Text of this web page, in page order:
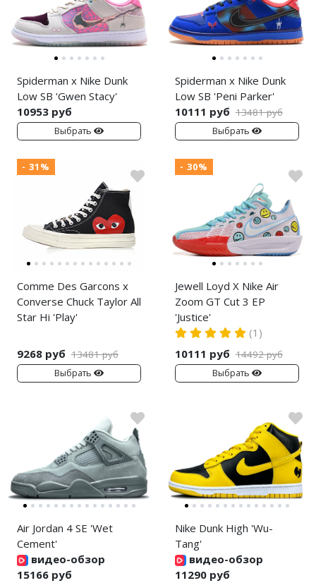
Spiderman x Nike Dunk
Low SB 'Gwen Stacy'
10953 руб
Выбрать
Spiderman x Nike Dunk
Low SB 'Peni Parker'
10111 руб 13481 руб
Выбрать
- 31%
Comme Des Garcons x
Converse Chuck Taylor All
Star Hi 'Play'
9268 руб 13481 руб
Выбрать
- 30%
Jewell Loyd X Nike Air
Zoom GT Cut 3 EP
'Justice'
(1)
10111 руб 14492 руб
Выбрать
Air Jordan 4 SE 'Wet
Cement'
видео-обзор
15166 руб
Nike Dunk High 'Wu-
Tang'
видео-обзор
11290 руб